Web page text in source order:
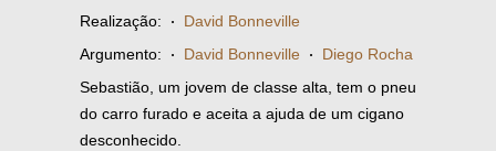
Realização: · David Bonneville
Argumento: · David Bonneville · Diego Rocha
Sebastião, um jovem de classe alta, tem o pneu
do carro furado e aceita a ajuda de um cigano
desconhecido.